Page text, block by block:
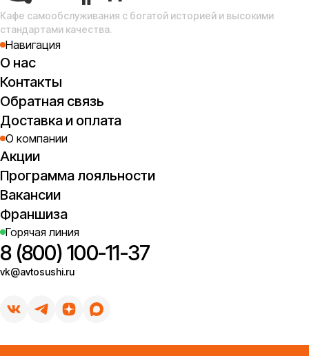
Кафе самообслуживания с богатой историей и высокими
стандартами качества.
Навигация
О нас
Контакты
Обратная связь
Доставка и оплата
О компании
Акции
Программа лояльности
Вакансии
Франшиза
Горячая линия
8 (800) 100-11-37
vk@avtosushi.ru